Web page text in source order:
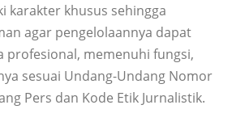
karakter khusus sehingga
agar pengelolaannya dapat
profesional, memenuhi fungsi,
sesuai Undang-Undang Nomor
Pers dan Kode Etik Jurnalistik.